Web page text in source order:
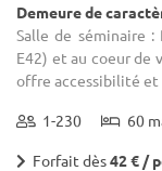
Demeure de
Salle de séminaire
E42) et au coeur de
offre accessibilité et
1-230 60
Forfait dès42 € /